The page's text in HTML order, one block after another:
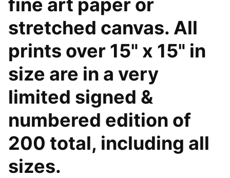
fine art paper or
stretched canvas. All
prints over 15" x 15" in
size are in a very
limited signed &
numbered edition of
200 total, including all
sizes.